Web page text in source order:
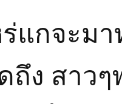
แกจะม
ถึง สาว